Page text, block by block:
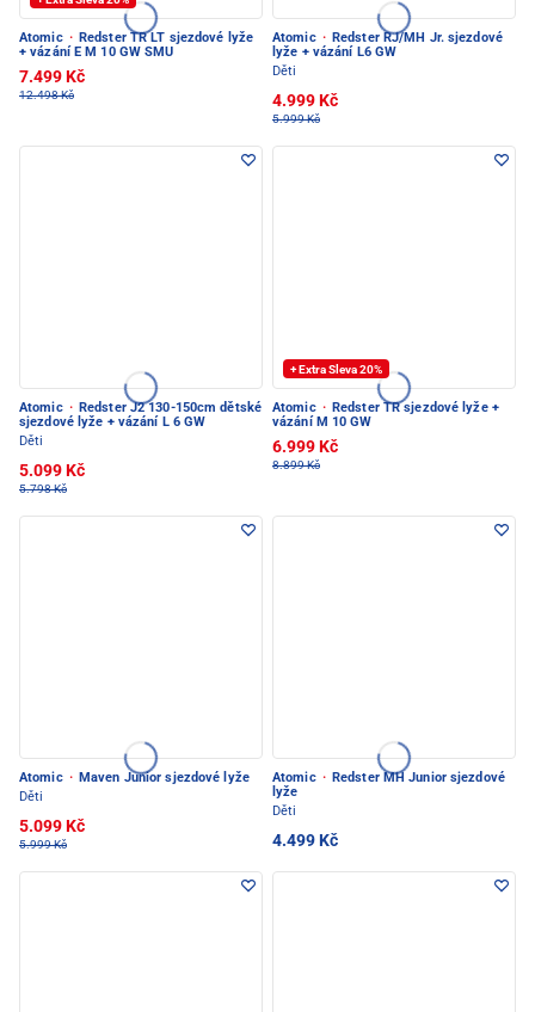
Atomic · Redster TR LT sjezdové lyže
+ vázání E M 10 GW SMU
7.499 Kč
12.498 Kč
Atomic · Redster RJ/MH Jr. sjezdové
lyže + vázání L6 GW
Děti
4.999 Kč
5.999 Kč
Atomic · Redster J2 130-150cm dětské
sjezdové lyže + vázání L 6 GW
Děti
5.099 Kč
5.798 Kč
+ Extra Sleva 20%
Atomic · Redster TR sjezdové lyže +
vázání M 10 GW
6.999 Kč
8.899 Kč
Atomic · Maven Junior sjezdové lyže
Děti
5.099 Kč
5.999 Kč
Atomic · Redster MH Junior sjezdové
lyže
Děti
4.499 Kč